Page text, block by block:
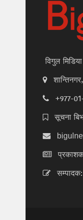
विगुल
+977-
सूचना